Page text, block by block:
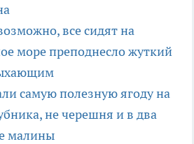
все сидят на
море преподнесло жуткий
самую полезную ягоду на
не черешня и в два
малины